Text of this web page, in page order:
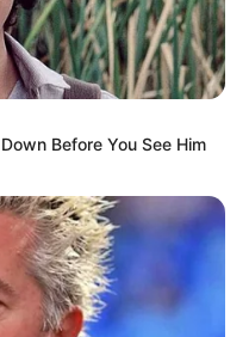
Before You See Him